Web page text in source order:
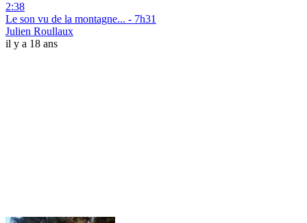
2:38
Le son vu de la montagne... - 7h31
Julien Roullaux
il y a 18 ans